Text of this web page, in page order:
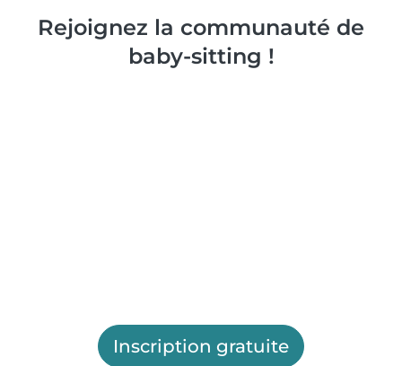
Rejoignez la communauté de
baby-sitting !
Inscription gratuite